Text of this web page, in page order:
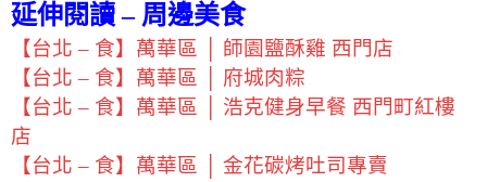
延伸閱讀 – 周邊美食
【台北 – 食】萬華區 │ 師園鹽酥雞 西門店
【台北 – 食】萬華區 │ 府城肉粽
【台北 – 食】萬華區 │ 浩克健身早餐 西門町紅樓
店
【台北 – 食】萬華區 │ 金花碳烤吐司專賣